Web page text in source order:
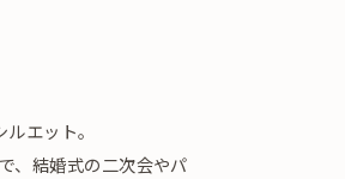
エット。
、結婚式の二次会やパ